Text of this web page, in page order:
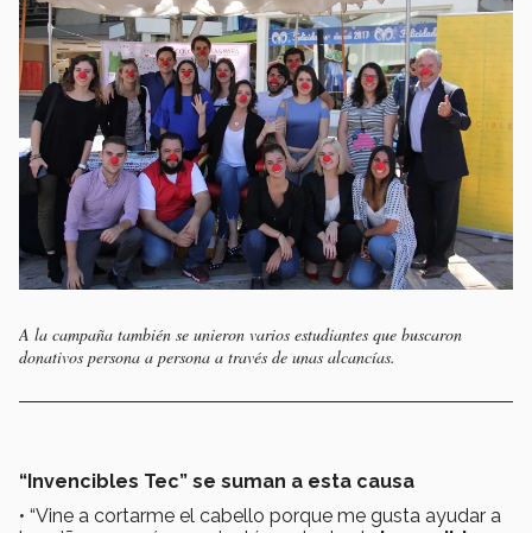
A la campaña también se unieron varios estudiantes que buscaron
donativos persona a persona a través de unas alcancías.
“Invencibles Tec” se suman a esta causa
• “Vine a cortarme el cabello porque me gusta ayudar a